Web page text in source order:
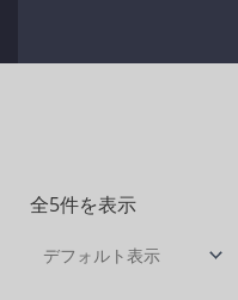
全5件を表示